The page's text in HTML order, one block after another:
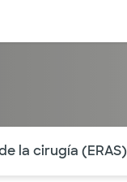
la cirugía (ERAS)